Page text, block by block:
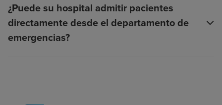
¿Puede su hospital admitir pacientes
directamente desde el departamento de
emergencias?